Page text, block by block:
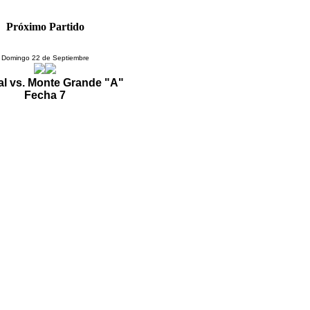
Próximo Partido
Domingo 22 de Septiembre
vs. Monte Grande "A"
Fecha 7